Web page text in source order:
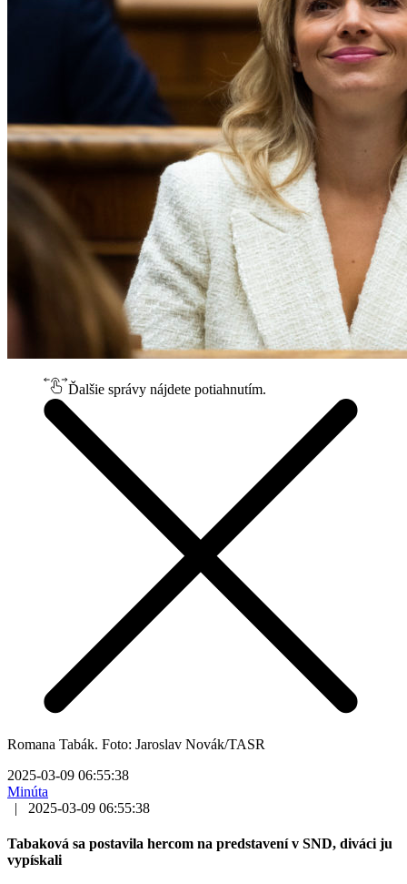
Ďalšie správy nájdete potiahnutím.
Romana Tabák. Foto: Jaroslav Novák/TASR
2025-03-09 06:55:38
Minúta
|
2025-03-09 06:55:38
Tabaková sa postavila hercom na predstavení v SND, diváci ju
vypískali